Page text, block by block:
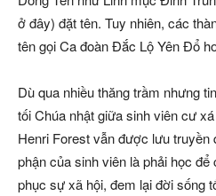
ở đây) đặt tên. Tuy nhiên, các
tên gọi Ca đoàn Đắc Lộ Yên Đổ
Dù qua nhiều thăng trầm nhưng
tối Chúa nhật giữa sinh viên cư
Henri Forest vẫn được lưu truyền
phận của sinh viên là phải học
phục sự xã hội, đem lại đời sống